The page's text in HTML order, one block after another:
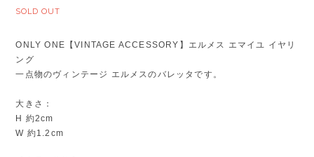
SOLD OUT
ONLY ONE【VINTAGE ACCESSORY】エルメス エマイユ イヤリ
ング
一点物のヴィンテージ エルメスのバレッタです。
大きさ：
H 約2cm
W 約1.2cm